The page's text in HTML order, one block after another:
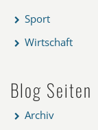
Sport
Wirtschaft
Blog Seiten
Archiv